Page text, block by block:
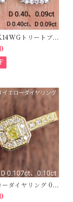
トリートブ
ピアス 【PRO20
ダイヤリング 0.1
【PRO20878